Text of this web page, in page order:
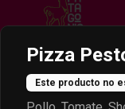
Conócenos
Pizza
Este producto no